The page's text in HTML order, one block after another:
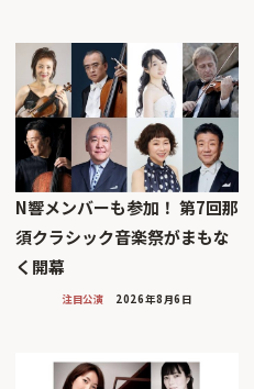
N響メンバーも参加！ 第7回那
須クラシック音楽祭がまもな
く開幕
注目公演 2026年8月6日